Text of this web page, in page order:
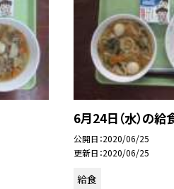
6月24日（水）の給
公開日 2020/06/25
更新日 2020/06/25
給食